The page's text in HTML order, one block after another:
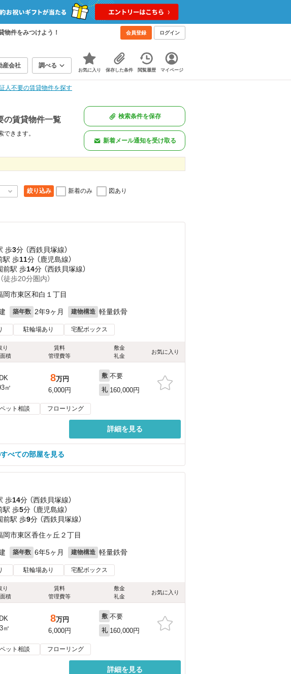
物件をみつけよう！ 会員登録 ログイン
産会社 調べる
お気に入り 保存した条件 閲覧履歴 マイページ
人不要の賃貸物件を探す
の賃貸物件一覧
きます。
検索条件を保存
新着メール通知を受け取る
絞り込み 新着のみ 図あり
歩3分 （西鉄貝塚線）
駅 歩11分 （鹿児島線）
前駅 歩14分 （西鉄貝塚線）
徒歩20分圏内）
岡市東区和白１丁目
築年数 2年9ヶ月 建物構造 軽量鉄骨
駐輪場あり 宅配ボックス
り
積
賃料
管理費等
敷金
礼金
お気に入り
㎡
8万円
6,000円
敷 不要
礼 160,000円
ペット相談 フローリング
詳細を見る
べての部屋を見る
歩14分 （西鉄貝塚線）
駅 歩5分 （鹿児島線）
前駅 歩9分 （西鉄貝塚線）
岡市東区香住ヶ丘２丁目
築年数 6年5ヶ月 建物構造 軽量鉄骨
駐輪場あり 宅配ボックス
り
積
賃料
管理費等
敷金
礼金
お気に入り
㎡
8万円
6,000円
敷 不要
礼 160,000円
ペット相談 フローリング
詳細を見る